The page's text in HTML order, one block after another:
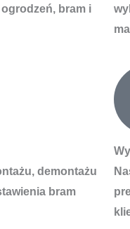
bram i
demontażu
bram